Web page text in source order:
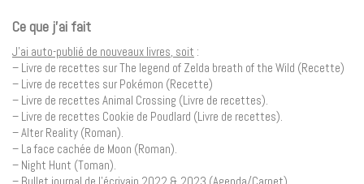
Ce que j’ai fait
J’ai auto-publié de nouveaux livres, soit :
– Livre de recettes sur The legend of Zelda breath of the Wild (Recette)
– Livre de recettes sur Pokémon (Recette)
– Livre de recettes Animal Crossing (Livre de recettes).
– Livre de recettes Cookie de Poudlard (Livre de recettes).
– Alter Reality (Roman).
– La face cachée de Moon (Roman).
– Night Hunt (Toman).